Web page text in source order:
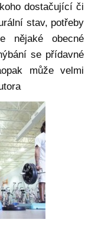
dostačující či
stav, potřeby
nějaké obecné
se přídavné
může velmi